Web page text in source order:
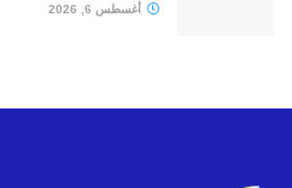
أغسطس 6, 2026